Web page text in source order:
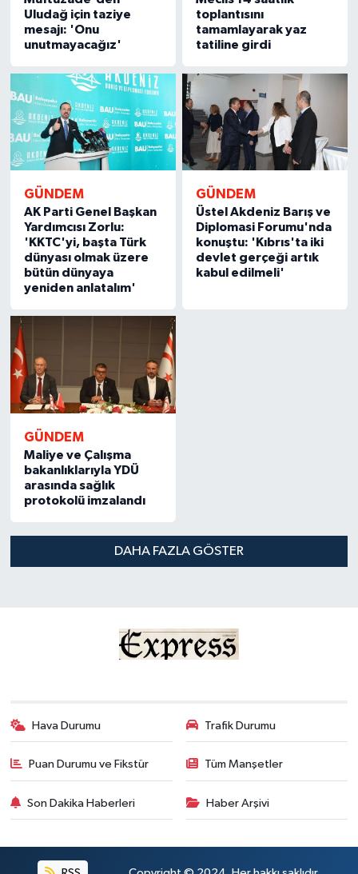
Uludağ için taziye
mesajı: 'Onu
unutmayacağız'
toplantısını
tamamlayarak yaz
tatiline girdi
GÜNDEM
AK Parti Genel Başkan
Yardımcısı Zorlu:
'KKTC'yi, başta Türk
dünyası olmak üzere
bütün dünyaya
yeniden anlatalım'
GÜNDEM
Üstel Akdeniz Barış ve
Diplomasi Forumu'nda
konuştu: 'Kıbrıs'ta iki
devlet gerçeği artık
kabul edilmeli'
GÜNDEM
Maliye ve Çalışma
bakanlıklarıyla YDÜ
arasında sağlık
protokolü imzalandı
DAHA FAZLA GÖSTER
Hava Durumu Trafik Durumu
Puan Durumu ve Fikstür Tüm Manşetler
Son Dakika Haberleri Haber Arşivi